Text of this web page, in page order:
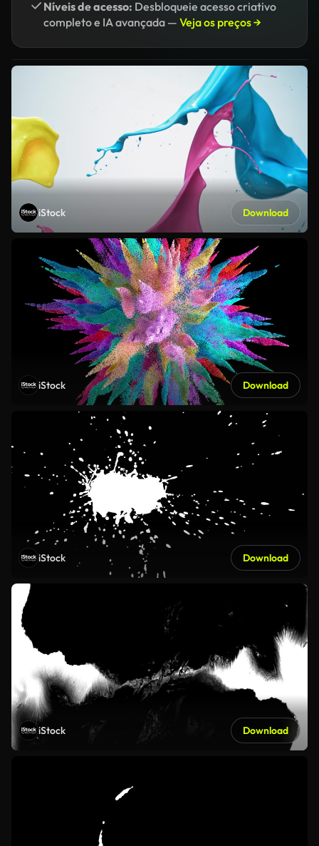
Níveis de acesso: Desbloqueie acesso criativo
completo e IA avançada — Veja os preços →
iStock Download
iStock Download
iStock Download
iStock Download